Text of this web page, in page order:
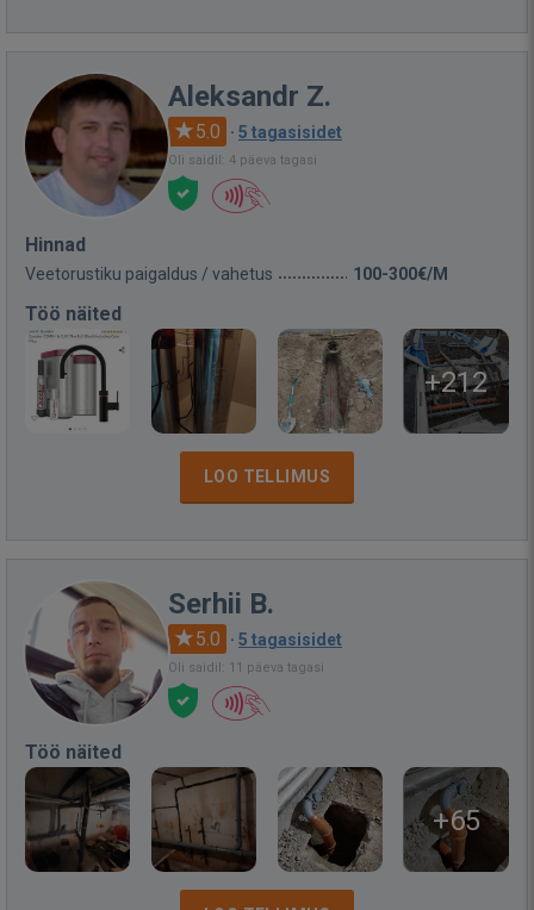
Aleksandr Z.
5.0 · 5 tagasisidet
Oli saidil: 4 päeva tagasi
Hinnad
Veetorustiku paigaldus / vahetus 100-300€/M
Töö näited
+212
LOO TELLIMUS
Serhii B.
5.0 · 5 tagasisidet
Oli saidil: 11 päeva tagasi
Töö näited
+65